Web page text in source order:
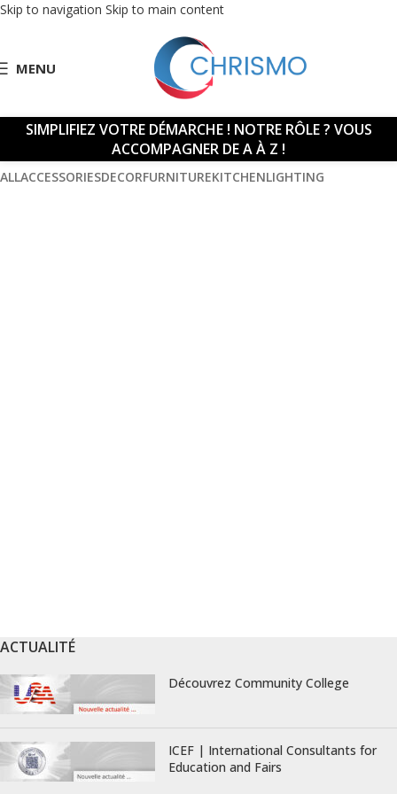
Skip to navigation Skip to main content
MENU
SIMPLIFIEZ VOTRE DÉMARCHE ! NOTRE RÔLE ? VOUS
ACCOMPAGNER DE A À Z !
ALLACCESSORIESDECORFURNITUREKITCHENLIGHTING
ACTUALITÉ
Découvrez Community College
ICEF | International Consultants for
Education and Fairs